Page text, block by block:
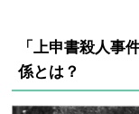
「上申書殺人事
係とは？